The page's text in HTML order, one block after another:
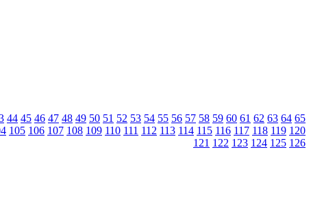
44 45 46 47 48 49 50 51 52 53 54 55 56 57 58 59 60 61 62 63 64 65
105 106 107 108 109 110 111 112 113 114 115 116 117 118 119 120
121 122 123 124 125 126